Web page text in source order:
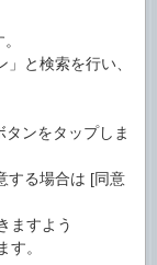
と検索を行い、
ンをタップしま
する場合は [同意
ますよう
。